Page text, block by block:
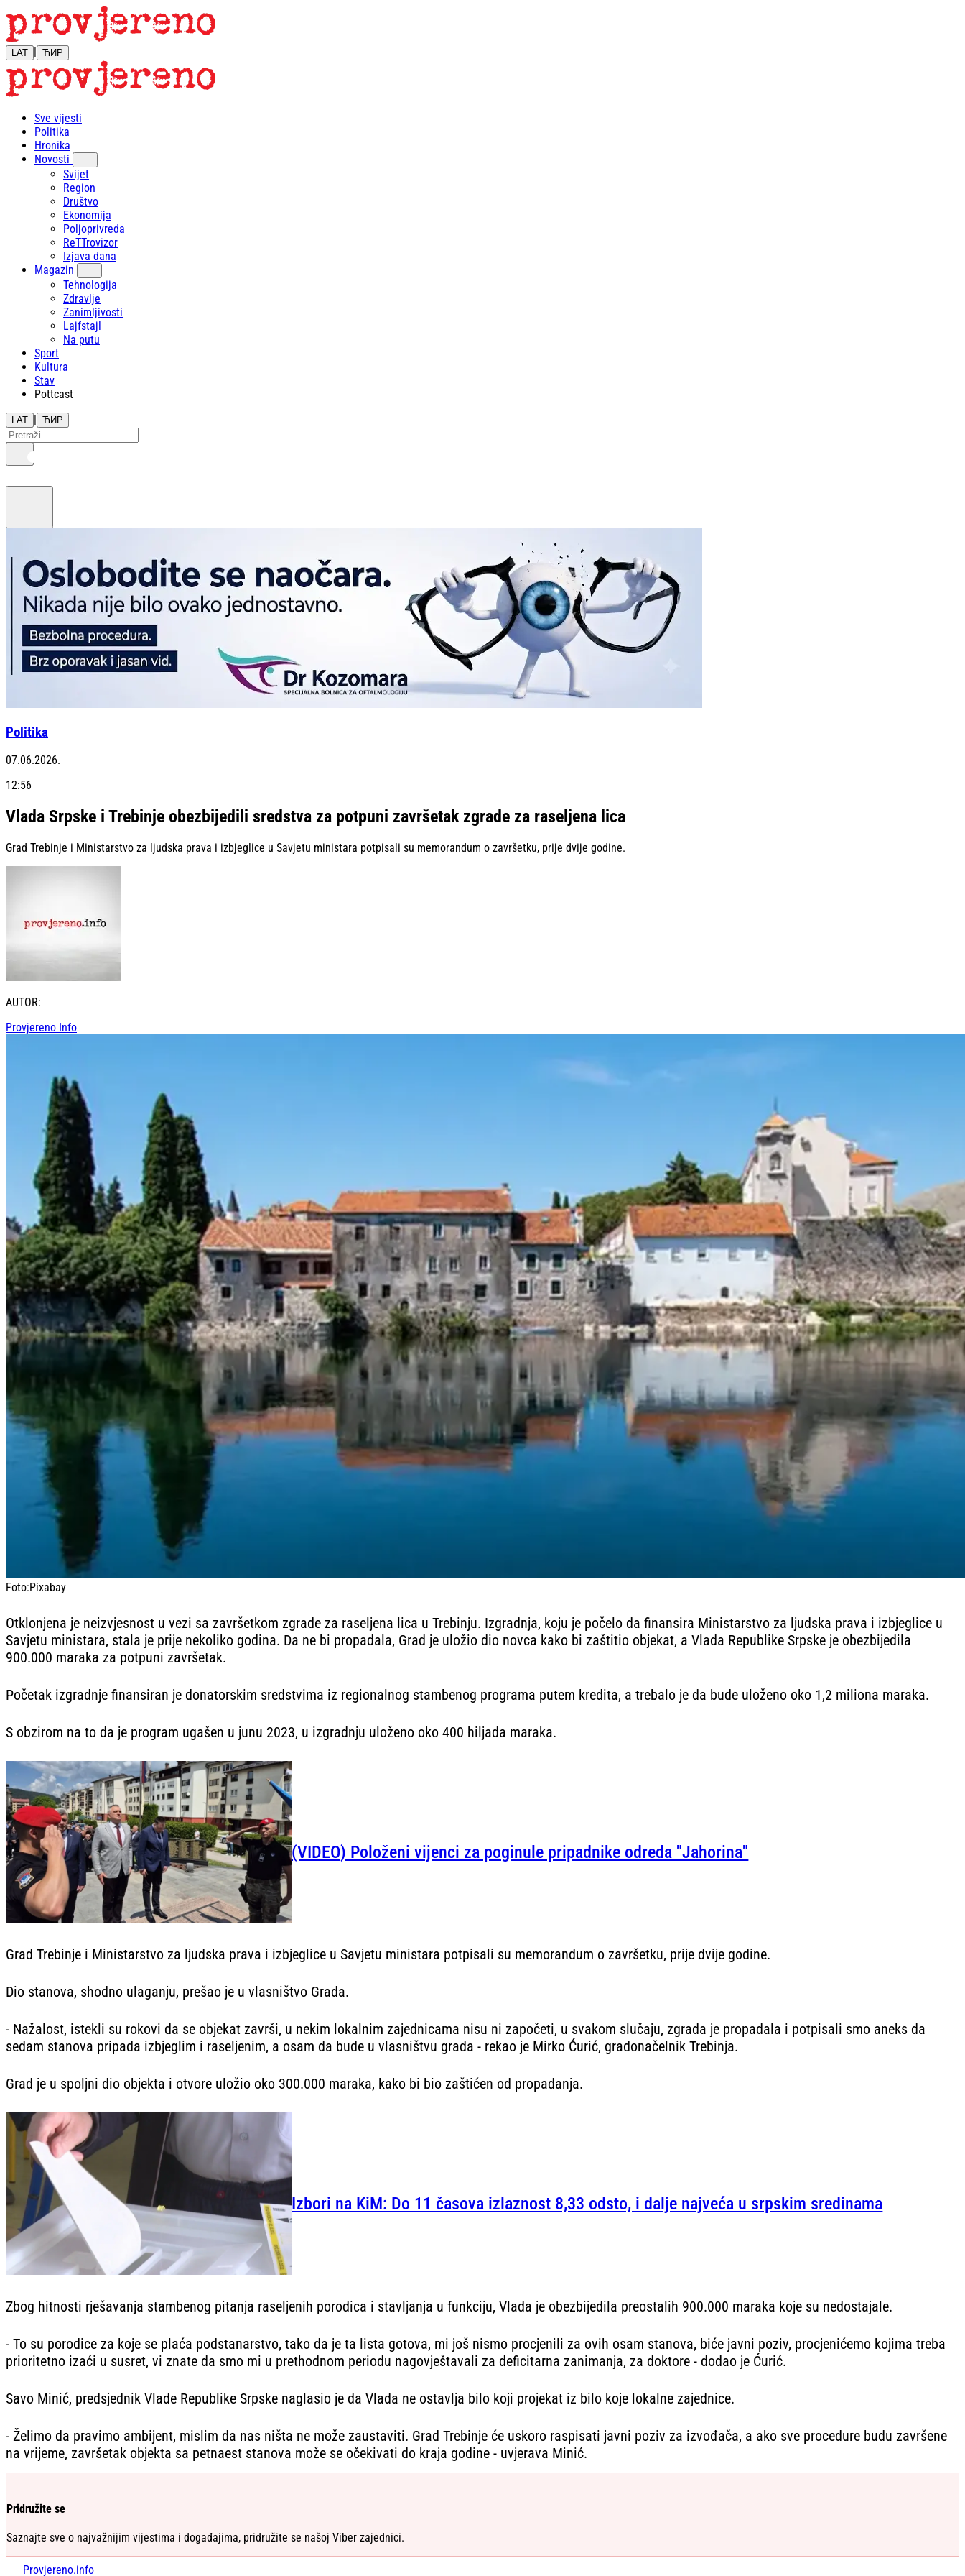
LAT | ЋИР
Sve vijesti
Politika
Hronika
Novosti
Svijet
Region
Društvo
Ekonomija
Poljoprivreda
ReTTrovizor
Izjava dana
Magazin
Tehnologija
Zdravlje
Zanimljivosti
Lajfstajl
Na putu
Sport
Kultura
Stav
Pottcast
LAT | ЋИР
Politika
07.06.2026.
12:56
Vlada Srpske i Trebinje obezbijedili sredstva za potpuni završetak zgrade za raseljena lica
Grad Trebinje i Ministarstvo za ljudska prava i izbjeglice u Savjetu ministara potpisali su memorandum o završetku, prije dvije godine.
AUTOR:
Provjereno Info
Foto:Pixabay
Otklonjena je neizvjesnost u vezi sa završetkom zgrade za raseljena lica u Trebinju. Izgradnja, koju je počelo da finansira Ministarstvo za ljudska prava i izbjeglice u
Savjetu ministara, stala je prije nekoliko godina. Da ne bi propadala, Grad je uložio dio novca kako bi zaštitio objekat, a Vlada Republike Srpske je obezbijedila
900.000 maraka za potpuni završetak.
Početak izgradnje finansiran je donatorskim sredstvima iz regionalnog stambenog programa putem kredita, a trebalo je da bude uloženo oko 1,2 miliona maraka.
S obzirom na to da je program ugašen u junu 2023, u izgradnju uloženo oko 400 hiljada maraka.
(VIDEO) Položeni vijenci za poginule pripadnike odreda "Jahorina"
Grad Trebinje i Ministarstvo za ljudska prava i izbjeglice u Savjetu ministara potpisali su memorandum o završetku, prije dvije godine.
Dio stanova, shodno ulaganju, prešao je u vlasništvo Grada.
- Nažalost, istekli su rokovi da se objekat završi, u nekim lokalnim zajednicama nisu ni započeti, u svakom slučaju, zgrada je propadala i potpisali smo aneks da
sedam stanova pripada izbjeglim i raseljenim, a osam da bude u vlasništvu grada - rekao je Mirko Ćurić, gradonačelnik Trebinja.
Grad je u spoljni dio objekta i otvore uložio oko 300.000 maraka, kako bi bio zaštićen od propadanja.
Izbori na KiM: Do 11 časova izlaznost 8,33 odsto, i dalje najveća u srpskim sredinama
Zbog hitnosti rješavanja stambenog pitanja raseljenih porodica i stavljanja u funkciju, Vlada je obezbijedila preostalih 900.000 maraka koje su nedostajale.
- To su porodice za koje se plaća podstanarstvo, tako da je ta lista gotova, mi još nismo procjenili za ovih osam stanova, biće javni poziv, procjenićemo kojima treba
prioritetno izaći u susret, vi znate da smo mi u prethodnom periodu nagovještavali za deficitarna zanimanja, za doktore - dodao je Ćurić.
Savo Minić, predsjednik Vlade Republike Srpske naglasio je da Vlada ne ostavlja bilo koji projekat iz bilo koje lokalne zajednice.
- Želimo da pravimo ambijent, mislim da nas ništa ne može zaustaviti. Grad Trebinje će uskoro raspisati javni poziv za izvođača, a ako sve procedure budu završene
na vrijeme, završetak objekta sa petnaest stanova može se očekivati do kraja godine - uvjerava Minić.
Pridružite se
Saznajte sve o najvažnijim vijestima i događajima, pridružite se našoj Viber zajednici.
Provjereno.info